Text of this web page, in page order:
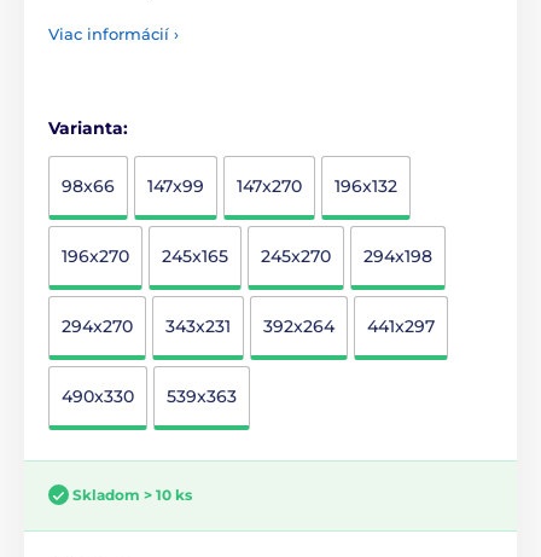
Viac informácií ›
Varianta:
98x66 147x99 147x270 196x132
196x270 245x165 245x270 294x198
294x270 343x231 392x264 441x297
490x330 539x363
Skladom > 10 ks